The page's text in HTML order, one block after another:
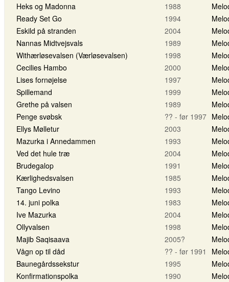
Heks og Madonna
1988
Ready Set Go
1994
Eskild på stranden
2004
Nannas Midtvejsvals
1989
Withærløsevalsen (Værløsevalsen)
1998
Cecilies Hambo
2000
Lises fornøjelse
1997
Spillemand
1999
Grethe på valsen
1989
Penge svøbsk
?? - før 1997
Ellys Mølletur
2003
Mazurka i Annedammen
1993
Ved det hule træ
2004
Brudegalop
1991
Kærlighedsvalsen
1985
Tango Levino
1993
14. juni polka
1983
Ive Mazurka
2004
Ollyvalsen
1998
Majib Saqisaava
2005?
Vågn op til dåd
?? - før 1991
Baunegårdssekstur
1995
Konfirmationspolka
1990